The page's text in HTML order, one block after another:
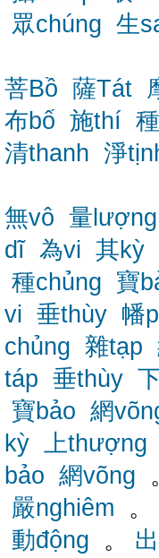
眾chúng 生
菩Bồ 薩Tát
布bố 施thí
清thanh 淨
無vô 量lượng
dĩ 為vi 其kỳ
種chủng 寶
vi 垂thùy 幡
chủng 雜tạp
táp 垂thùy
寶bảo 網
kỳ 上thượng
bảo 網võng
嚴nghiêm 。
動động 。